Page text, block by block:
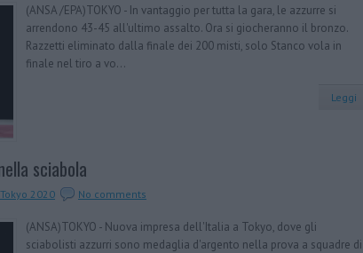
(ANSA /EPA)TOKYO - In vantaggio per tutta la gara, le azzurre si
arrendono 43-45 all'ultimo assalto. Ora si giocheranno il bronzo.
Razzetti eliminato dalla finale dei 200 misti, solo Stanco vola in
finale nel tiro a vo...
Leggi
sciabola
Tokyo 2020 No comments
(ANSA)TOKYO - Nuova impresa dell'Italia a Tokyo, dove gli
sciabolisti azzurri sono medaglia d'argento nella prova a squadre di